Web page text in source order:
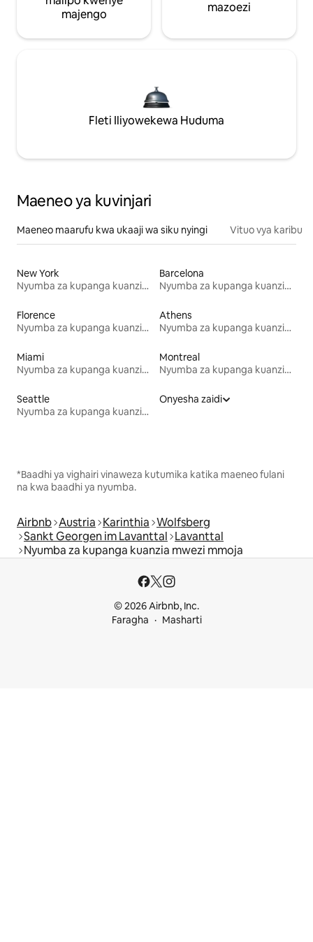
majengo
mazoezi
Fleti Iliyowekewa Huduma
Maeneo ya kuvinjari
Maeneo maarufu kwa ukaaji wa siku nyingi Vituo vya karibu
New York
Nyumba za kupanga kuanzia mwezi mmoja
Barcelona
Nyumba za kupanga kuanzia mwezi mmoja
Florence
Nyumba za kupanga kuanzia mwezi mmoja
Athens
Nyumba za kupanga kuanzia mwezi mmoja
Miami
Nyumba za kupanga kuanzia mwezi mmoja
Montreal
Nyumba za kupanga kuanzia mwezi mmoja
Seattle
Nyumba za kupanga kuanzia mwezi mmoja
Onyesha zaidi
*Baadhi ya vighairi vinaweza kutumika katika maeneo fulani
na kwa baadhi ya nyumba.
Airbnb Austria Karinthia Wolfsberg
Sankt Georgen im Lavanttal Lavanttal
Nyumba za kupanga kuanzia mwezi mmoja
© 2026 Airbnb, Inc.
Faragha
Masharti